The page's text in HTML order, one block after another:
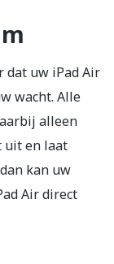
dat uw iPad Air
wacht. Alle
alleen
uit en laat
kan uw
Air direct